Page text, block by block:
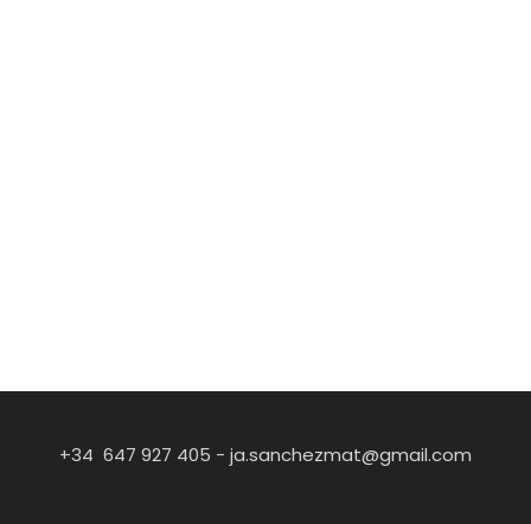
+34 647 927 405 - ja.sanchezmat@gmail.com